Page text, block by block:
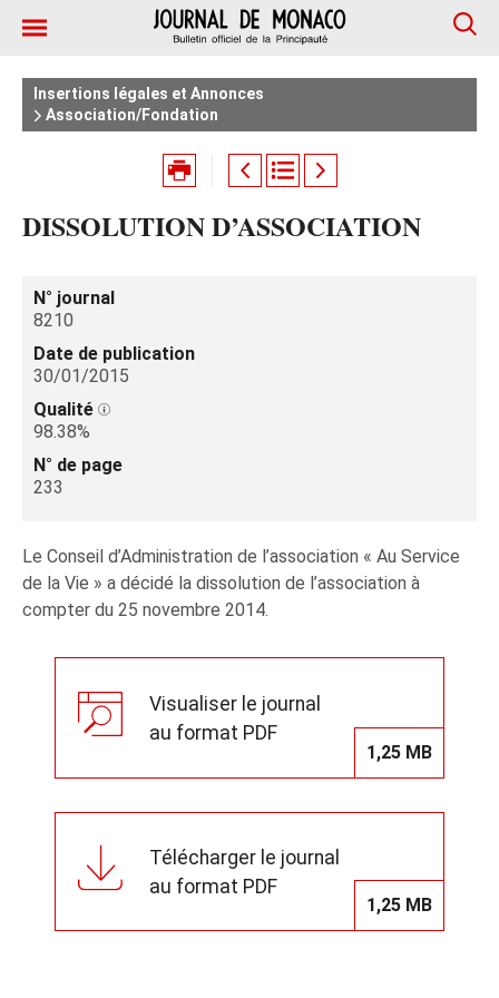
Insertions légales et Annonces
Association/Fondation
DISSOLUTION D’ASSOCIATION
N° journal
8210
Date de publication
30/01/2015
Qualité
98.38%
N° de page
233
Le Conseil d’Administration de l’association « Au Service
de la Vie » a décidé la dissolution de l’association à
compter du 25 novembre 2014.
Visualiser le journal
au format PDF
1,25 MB
Télécharger le journal
au format PDF
1,25 MB